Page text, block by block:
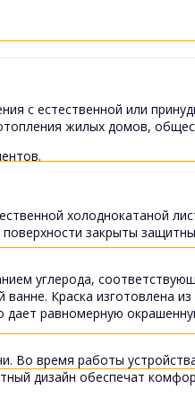
с естественной или
жилых домов,
холоднокатаной
закрыты
углерода,
Краска изготовлена
равномерную
Во время работы
дизайн обеспечат